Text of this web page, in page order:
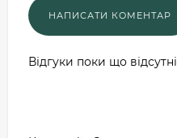
Відгуки поки що